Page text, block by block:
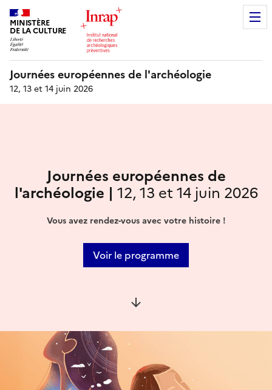
MINISTÈRE
DE LA CULTURE
Journées européennes de l'archéologie
12, 13 et 14 juin 2026
Journées européennes de
l'archéologie | 12, 13 et 14 juin 2026
Vous avez rendez-vous avec votre histoire !
Voir le programme